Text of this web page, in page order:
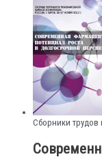
Сборники